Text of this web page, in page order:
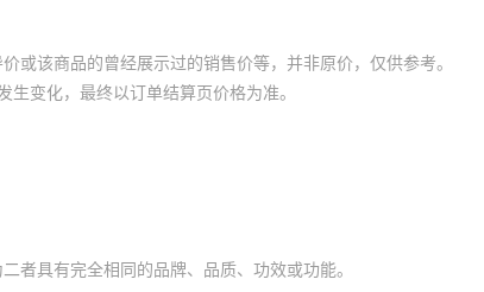
或该商品的曾经展示过的销售价等，并非原价，仅供参考。
变化，最终以订单结算页价格为准。
者具有完全相同的品牌、品质、功效或功能。